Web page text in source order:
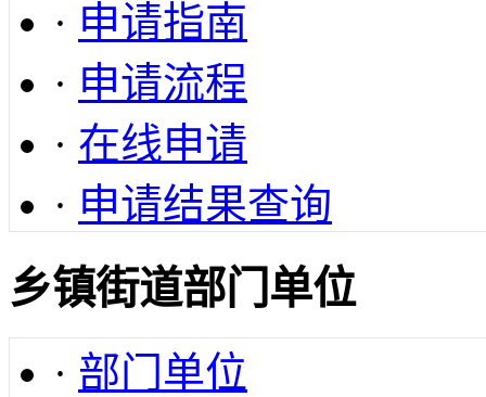
· 申请指南
· 申请流程
· 在线申请
· 申请结果查询
乡镇街道部门单位
· 部门单位